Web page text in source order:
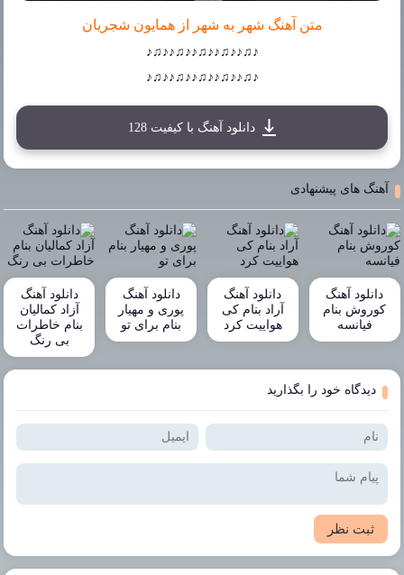
متن آهنگ شهر به شهر از همایون شجریان
♪♫♪♪♫♪♪♫♪♪♫♪♪♫♪
♪♫♪♪♫♪♪♫♪♪♫♪♪♫♪
دانلود آهنگ با کیفیت 128
آهنگ های پیشنهادی
دانلود آهنگ
کوروش بنام
فیانسه
دانلود آهنگ
آراد بنام کی
هواییت کرد
دانلود آهنگ
پوری و مهیار
بنام برای تو
دانلود آهنگ
آزاد کمالیان
بنام خاطرات
بی رنگ
دیدگاه خود را بگذارید
ثبت نظر